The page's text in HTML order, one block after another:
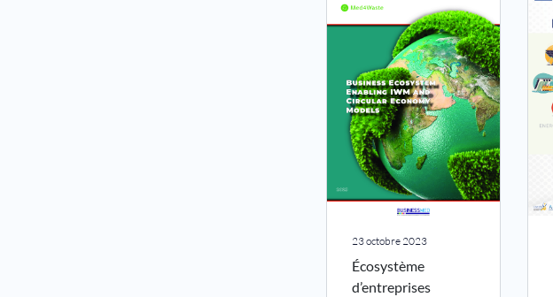
23 octobre 2023
Écosystème
d’entreprises